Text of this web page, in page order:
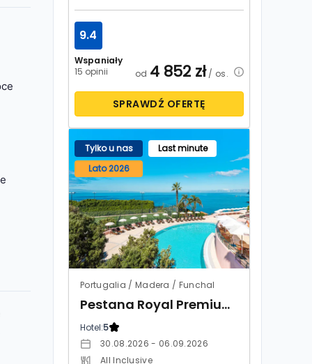
Wspaniały
15 opinii
9.4
od 4 852 zł/ os.
SPRAWDŹ OFERTĘ
Tylko u nas
Last minute
Lato 2026
Portugalia / Madera / Funchal
Pestana Royal Premium All Inclusive Ocean & Spa
Hotel:5
30.08.2026 - 06.09.2026
All Inclusive